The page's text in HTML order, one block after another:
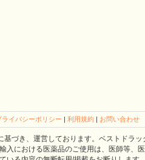
ライバシーポリシー | 利用規約 | お問い合わせ
づき、運営しております。ベストドラ
における医薬品のご使用は、医師等、